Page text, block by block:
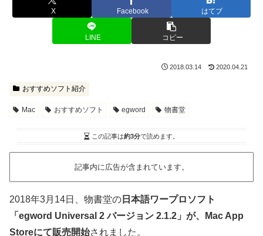
X Facebook はてブ
LINE コピー
2018.03.14 2020.04.21
おすすめソフト紹介
Mac おすすめソフト egword 物書堂
この記事は約3分で読めます。
記事内に広告が含まれています。
2018年3月14日、物書堂の 日本語ワープロソフト
「egword Universal 2 バージョン 2.1.2」が、Mac App
Storeにて販売開始されました。